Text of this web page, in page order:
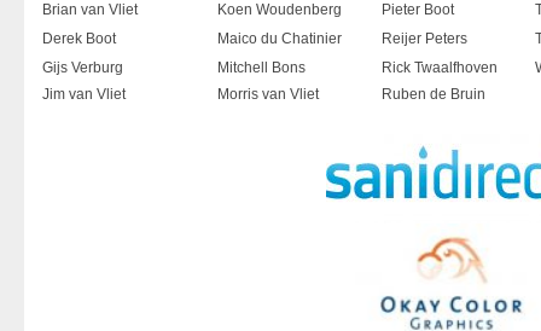
Brian van Vliet
Koen Woudenberg Pieter Boot
Derek Boot
Maico du Chatinier Reijer Peters
Gijs Verburg
Mitchell Bons Rick Twaalfhoven
Jim van Vliet
Morris van Vliet Ruben de Bruin